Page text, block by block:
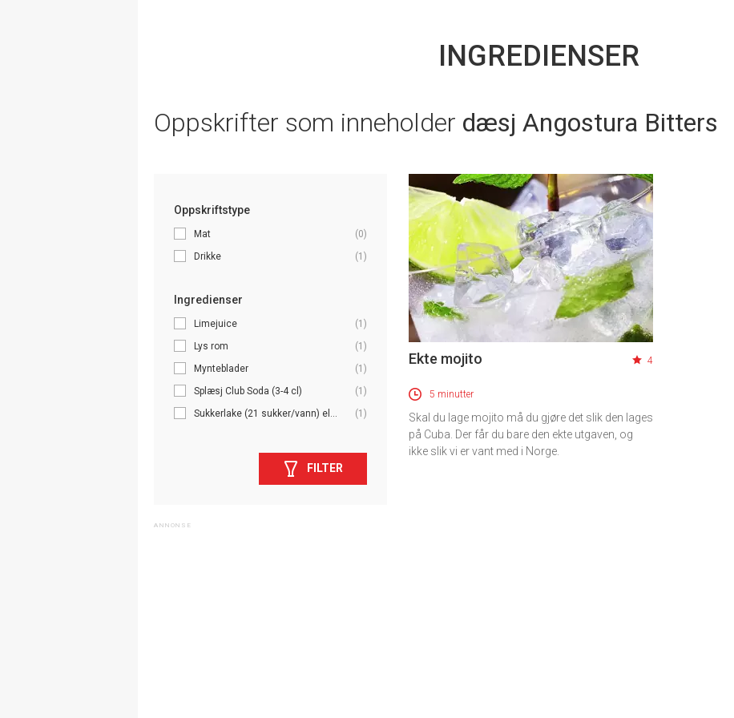
INGREDIENSER
Oppskrifter som inneholder dæsj Angostura Bitters
Oppskriftstype
Mat
(0)
Drikke
(1)
Ingredienser
Limejuice
(1)
Lys rom
(1)
Mynteblader
(1)
Splæsj Club Soda (3-4 cl)
(1)
Sukkerlake (21 sukker/vann) el...
(1)
FILTER
Ekte mojito 4
5 minutter
Skal du lage mojito må du gjøre det slik den lages
på Cuba. Der får du bare den ekte utgaven, og
ikke slik vi er vant med i Norge.